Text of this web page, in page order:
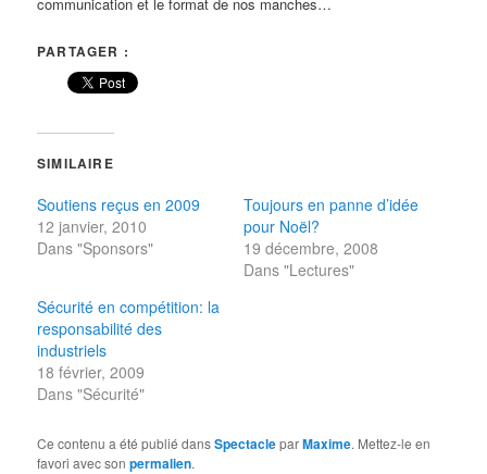
communication et le format de nos manches…
PARTAGER :
SIMILAIRE
Soutiens reçus en 2009
12 janvier, 2010
Dans "Sponsors"
Toujours en panne d’idée
pour Noël?
19 décembre, 2008
Dans "Lectures"
Sécurité en compétition: la
responsabilité des
industriels
18 février, 2009
Dans "Sécurité"
Ce contenu a été publié dansSpectacleparMaxime. Mettez-le en
favori avec sonpermalien.